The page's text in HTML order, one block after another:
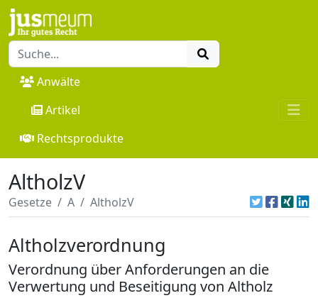
Anwälte
Artikel
Rechtsprodukte
AltholzV
Gesetze A AltholzV
Altholzverordnung
Verordnung über Anforderungen an die
Verwertung und Beseitigung von Altholz